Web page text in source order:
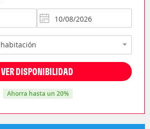
VER DISPONIBILIDAD
ahorra hasta un 20%